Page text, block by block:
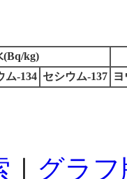
(Bq/kg)
ム-134 セシウム-137 ヨ
グラフ